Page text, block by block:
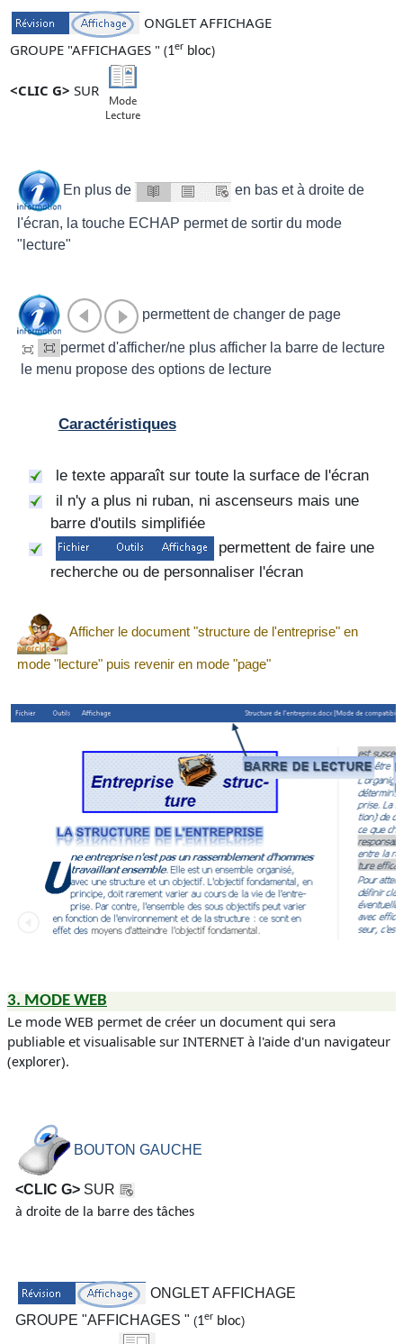
ONGLET AFFICHAGE
GROUPE "AFFICHAGES " (1er bloc)
<CLIC G> SUR
En plus de en bas et à droite de
l'écran, la touche ECHAP permet de sortir du mode
"lecture"
permettent de changer de page
permet d'afficher/ne plus afficher la barre de lecture
le menu propose des options de lecture
Caractéristiques
le texte apparaît sur toute la surface de l'écran
il n'y a plus ni ruban, ni ascenseurs mais une
barre d'outils simplifiée
permettent de faire une
recherche ou de personnaliser l'écran
Afficher le document "structure de l'entreprise" en
mode "lecture" puis revenir en mode "page"
3. MODE WEB
Le mode WEB permet de créer un document qui sera
publiable et visualisable sur INTERNETà l'aide d'un navigateur
(explorer).
BOUTON GAUCHE
<CLIC G> SUR
à droite de la barre des tâches
ONGLET AFFICHAGE
GROUPE "AFFICHAGES " (1er bloc)